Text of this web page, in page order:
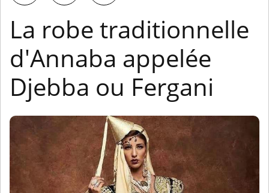
La robe traditionnelle
d'Annaba appelée
Djebba ou Fergani